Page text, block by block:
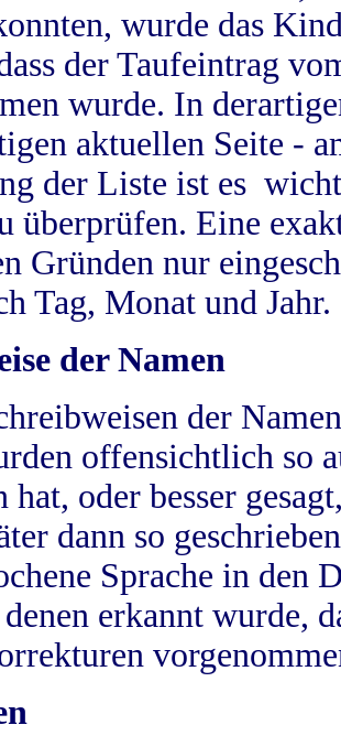
wurde das
der Taufeintrag
wurde. In
aktuellen Seite -
der Liste ist es
überprüfen. Eine
Gründen nur
Tag, Monat und Jahr.
der Namen
der
offensichtlich so
hat, oder besser
dann so
Sprache in
erkannt wurde,